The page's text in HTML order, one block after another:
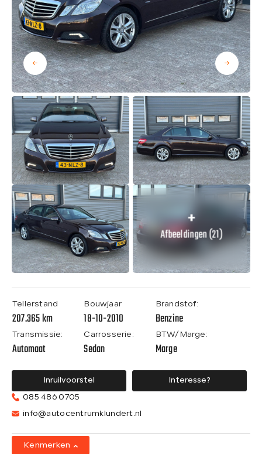
Afbeeldingen (21)
Tellerstand
207.365 km
Bouwjaar
18-10-2010
Brandstof:
Benzine
Transmissie:
Automaat
Carrosserie:
Sedan
BTW/Marge:
Marge
Inruilvoorstel
Interesse?
085 486 0705
info@autocentrumklundert.nl
Kenmerken